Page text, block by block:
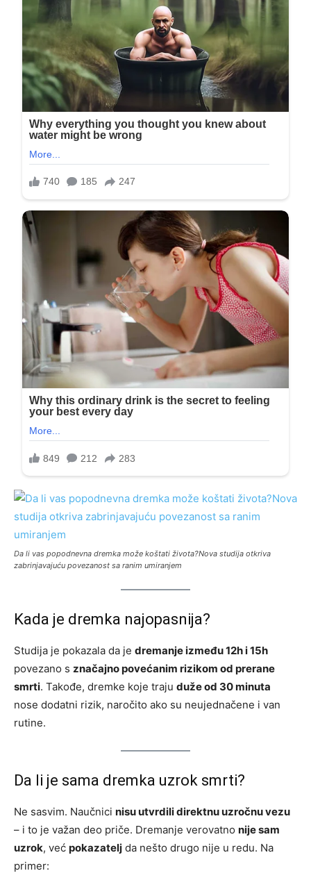
Da li vas popodnevna dremka može koštati života?Nova studija otkriva
zabrinjavajuću povezanost sa ranim umiranjem
Kada je dremka najopasnija?
Studija je pokazala da je dremanje između 12h i 15h
povezano s značajno povećanim rizikom od prerane
smrti. Takođe, dremke koje traju duže od 30 minuta
nose dodatni rizik, naročito ako su neujednačene i van
rutine.
Da li je sama dremka uzrok smrti?
Ne sasvim. Naučnici nisu utvrdili direktnu uzročnu vezu
– i to je važan deo priče. Dremanje verovatno nije sam
uzrok, već pokazatelj da nešto drugo nije u redu. Na
primer: